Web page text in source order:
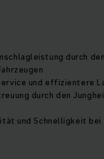
durch
und effizientere
durch den
und Schnelligkeit bei